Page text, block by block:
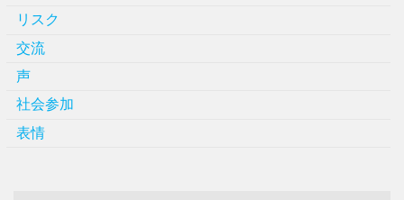
リスク
交流
声
社会参加
表情